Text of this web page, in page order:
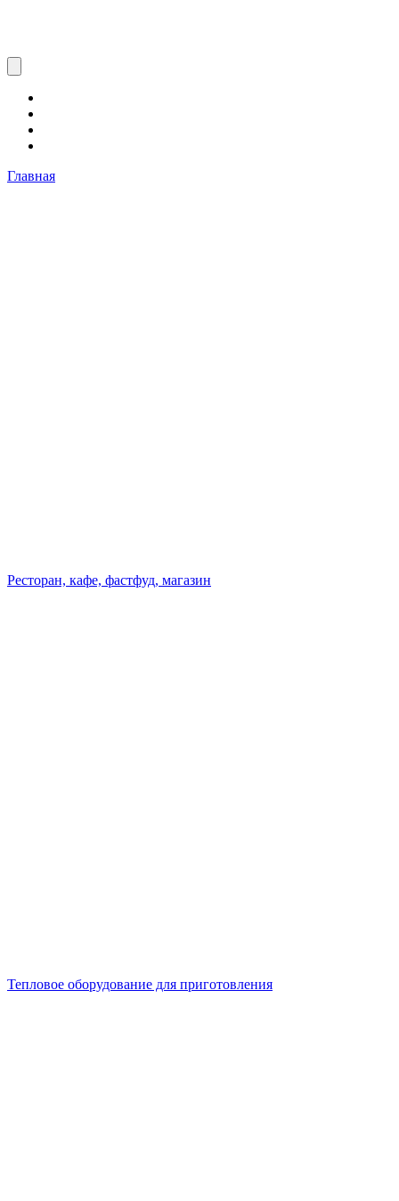
Главная
Ресторан, кафе, фастфуд, магазин
Тепловое оборудование для приготовления